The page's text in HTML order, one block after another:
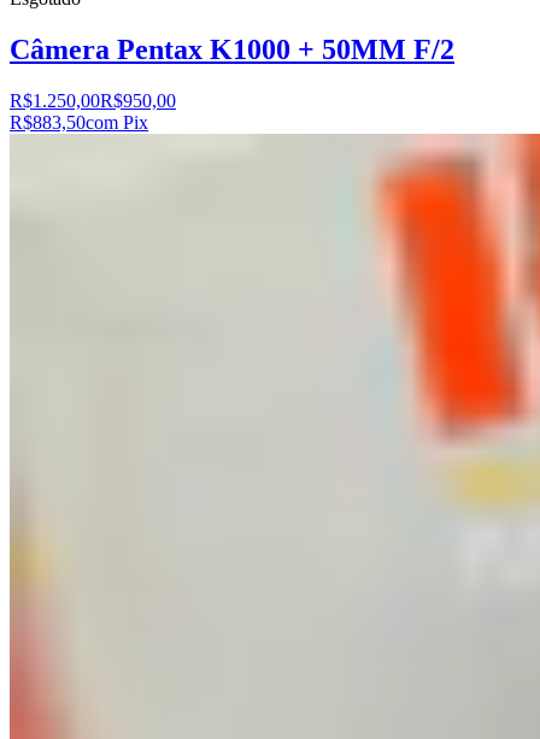
Câmera Pentax K1000 + 50MM F/2
R$1.250,00R$950,00
R$883,50com Pix